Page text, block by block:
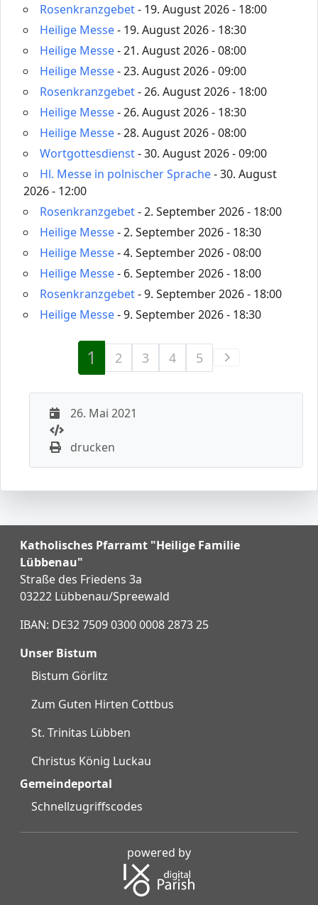
Rosenkranzgebet- 19. August 2026 - 18:00
Heilige Messe- 19. August 2026 - 18:30
Heilige Messe- 21. August 2026 - 08:00
Heilige Messe- 23. August 2026 - 09:00
Rosenkranzgebet- 26. August 2026 - 18:00
Heilige Messe- 26. August 2026 - 18:30
Heilige Messe- 28. August 2026 - 08:00
Wortgottesdienst- 30. August 2026 - 09:00
Hl. Messe in polnischer Sprache- 30. August
2026 - 12:00
Rosenkranzgebet- 2. September 2026 - 18:00
Heilige Messe- 2. September 2026 - 18:30
Heilige Messe- 4. September 2026 - 08:00
Heilige Messe- 6. September 2026 - 18:00
Rosenkranzgebet- 9. September 2026 - 18:00
Heilige Messe- 9. September 2026 - 18:30
1 2 3 4 5
26. Mai 2021
drucken
Katholisches Pfarramt "Heilige Familie
Lübbenau"
Straße des Friedens 3a
03222 Lübbenau/Spreewald
IBAN: DE32 7509 0300 0008 2873 25
Unser Bistum
Bistum Görlitz
Zum Guten Hirten Cottbus
St. Trinitas Lübben
Christus König Luckau
Gemeindeportal
Schnellzugriffscodes
powered by